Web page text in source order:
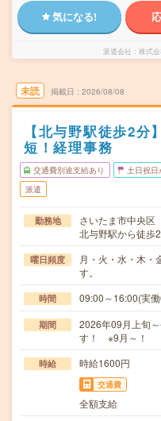
気になる!
派遣会社 株式
未読 掲載日 2026/08/08
【北与野駅徒歩2
短！経理事務
交通費別途支給あり 土日祝日
派遣
勤務地
さいたま市中央区
北与野駅から徒歩
曜日頻度
月・火・水・木
す。
時間 09:00～16:00(実
期間
2026年09月上旬
す！ ※9月～！
時給 時給1600円
交通費
全額支給